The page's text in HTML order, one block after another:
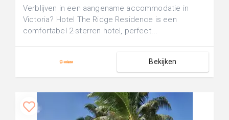
Verblijven in een aangename accommodatie in
Victoria? Hotel The Ridge Residence is een
comfortabel 2-sterren hotel, perfect...
Bekijken